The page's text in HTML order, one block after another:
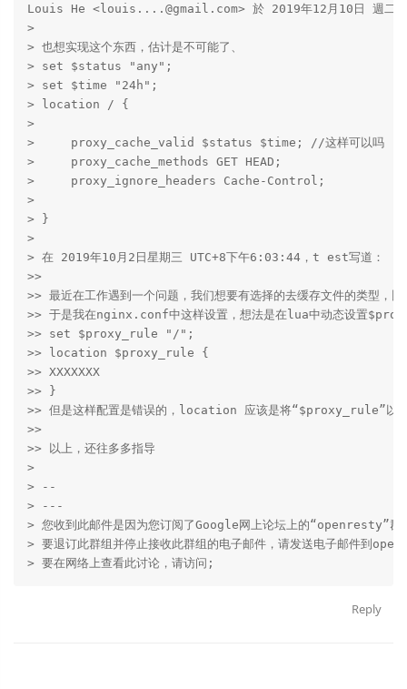
Louis He <louis....@gmail.com> 於 2019年12月10日 週二
>
> 也想实现这个东西，估计是不可能了、
> set $status "any";
> set $time "24h";
> location / {
>
>     proxy_cache_valid $status $time; //这样可以吗
>     proxy_cache_methods GET HEAD;
>     proxy_ignore_headers Cache-Control;
>
> }
>
> 在 2019年10月2日星期三 UTC+8下午6:03:44，t est写道：
>>
>> 最近在工作遇到一个问题，我们想要有选择的去缓存文件的类型
>> 于是我在nginx.conf中这样设置，想法是在lua中动态设置
>> set $proxy_rule "/";
>> location $proxy_rule {
>> XXXXXXX
>> }
>> 但是这样配置是错误的，location 应该是将“$proxy_rule”以
>>
>> 以上，还往多多指导
>
> --
> ---
> 您收到此邮件是因为您订阅了Google网上论坛上的“openresty”群
> 要退订此群组并停止接收此群组的电子邮件，请发送电子邮件到
Reply